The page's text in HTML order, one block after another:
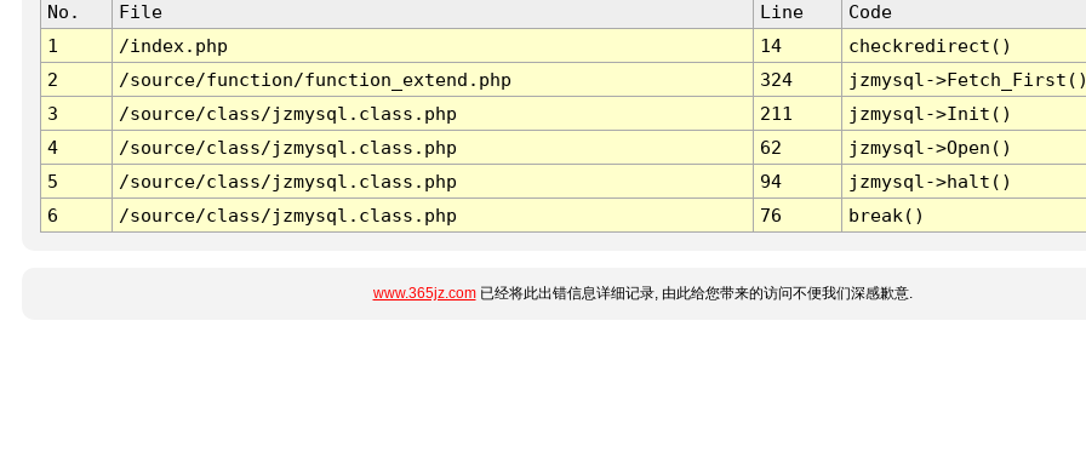
No. File Line
Code
1
/index.php 14
checkredirect()
2
/source/function/function_extend.php 324
jzmysql-
3
/source/class/jzmysql.class.php 211
jzmysql->Init()
4
/source/class/jzmysql.class.php 62
jzmysql->Open()
5
/source/class/jzmysql.class.php 94
jzmysql->halt()
6
/source/class/jzmysql.class.php 76 break()
www.365jz.com已经将此出错信息详细记录, 由此给您带来的访问不便我们深感歉意.